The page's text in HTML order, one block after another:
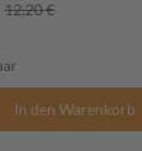
12,20 €
In den Warenkorb